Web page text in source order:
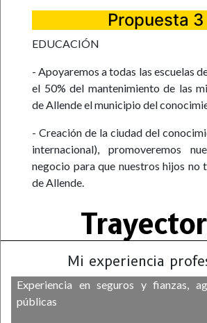
Propuesta 3
EDUCACIÓN
- Apoyaremos a todas las escuelas
el 50% del mantenimiento de las
de Allende el municipio del
- Creación de la ciudad del
internacional), promoveremos
negocio para que nuestros hijos no
de Allende.
Mi experiencia
Experiencia en seguros y fianzas,
públicas